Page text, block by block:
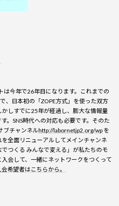
今年で26年目になります。これまでの
で、日本初の「ZOPE方式」を使った双方
しすでに25年が経過し、膨大な情報量
。SNS時代への対応も必要です。そのた
ブチャンネルhttp://labornetjp2.org/wp を
全面リニューアルしてメインチャンネ
つくる みんなで変える」が私たちのモ
会して、一緒にネットワークをつくって
会希望者はこちらから。